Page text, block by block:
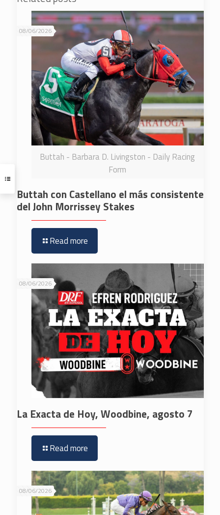
Buttah - Barbara D. Livingston - Daily Racing
Form
08/06/2026
Buttah con Castellano el más consistente
del John Morrissey Stakes
Read more
08/06/2026
La Exacta de Hoy, Woodbine, agosto 7
Read more
08/06/2026